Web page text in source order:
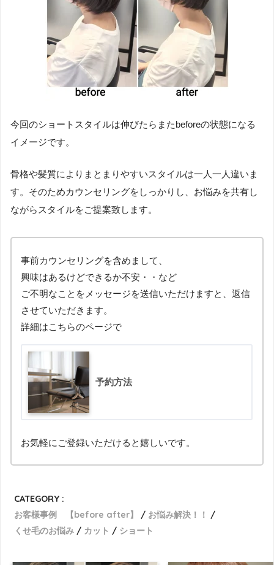
今回のショートスタイルは伸びたらまたbeforeの状態になる
イメージです。
骨格や髪質によりまとまりやすいスタイルは一人一人違いま
す。そのためカウンセリングをしっかりし、お悩みを共有し
ながらスタイルをご提案致します。
事前カウンセリングを含めまして、
興味はあるけどできるか不安・・など
ご不明なことをメッセージを送信いただけますと、返信
させていただきます。
詳細はこちらのページで
予約方法
お気軽にご登録いただけると嬉しいです。
CATEGORY :
お客様事例 【before after】
お悩み解決！！
くせ毛のお悩み
カット ショート